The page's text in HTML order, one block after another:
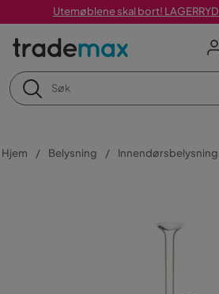
Utemøblene skal bort!
Hjem Belysning Innendørsbelysning